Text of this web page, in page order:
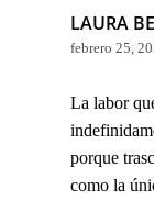
LAURA
febrero 25,
La labor
porque
como la